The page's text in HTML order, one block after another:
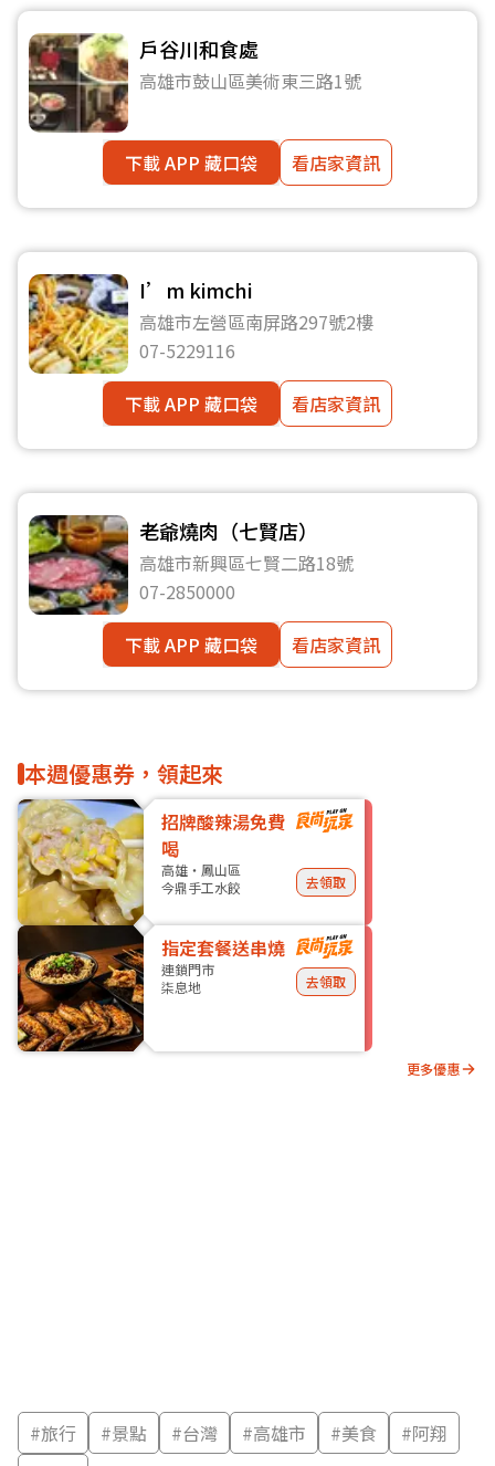
戶谷川和食處
高雄市鼓山區美術東三路1號
下載 APP 藏口袋 看店家資訊
I’m kimchi
高雄市左營區南屏路297號2樓
07-5229116
下載 APP 藏口袋
看店家資訊
老爺燒肉（七賢店）
高雄市新興區七賢二路18號
07-2850000
下載 APP 藏口袋
看店家資訊
本週優惠券，領起來
招牌酸辣湯免費
喝
高雄・鳳山區
今鼎手工水餃
去領取
指定套餐送串燒
連鎖門市
柒息地
去領取
更多優惠
#旅行 #景點 #台灣 #高雄市 #美食 #阿翔